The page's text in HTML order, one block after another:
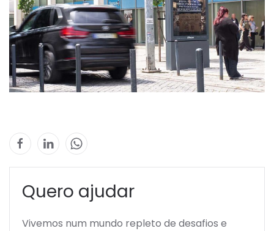
Quero ajudar
Vivemos num mundo repleto de desafios e